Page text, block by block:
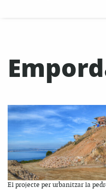
El projecte per urbanitzar la